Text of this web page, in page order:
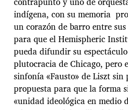
indígena, con su memoria
un corazón de barro entre
para que el Hemispheric
pueda difundir su
plutocracia de Chicago, pero
sinfonía «Fausto» de Liszt
propuesta para que la forma
«unidad ideológica en medio